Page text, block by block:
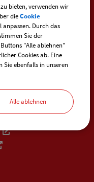
bieten, verwenden wir
dieCookie
anpassen. Durch das
Sie der
"Alle ablehnen"
Cookies ab. Eine
Sie ebenfalls in unseren
Alle ablehnen